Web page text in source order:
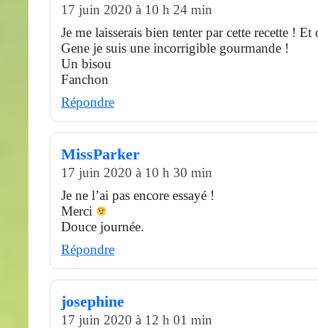
17 juin 2020 à 10 h 24 min
Je me laisserais bien tenter par cette recette ! Et
Gene je suis une incorrigible gourmande !
Un bisou
Fanchon
Répondre
MissParker
17 juin 2020 à 10 h 30 min
Je ne l’ai pas encore essayé !
Merci
Douce journée.
Répondre
josephine
17 juin 2020 à 12 h 01 min